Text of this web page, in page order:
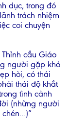
dục, trong đó
trách nhiệm
coi chuyện
cầu Giáo
người gặp khó
hòi, có thái
thái độ khắt
tình cảnh
(những người